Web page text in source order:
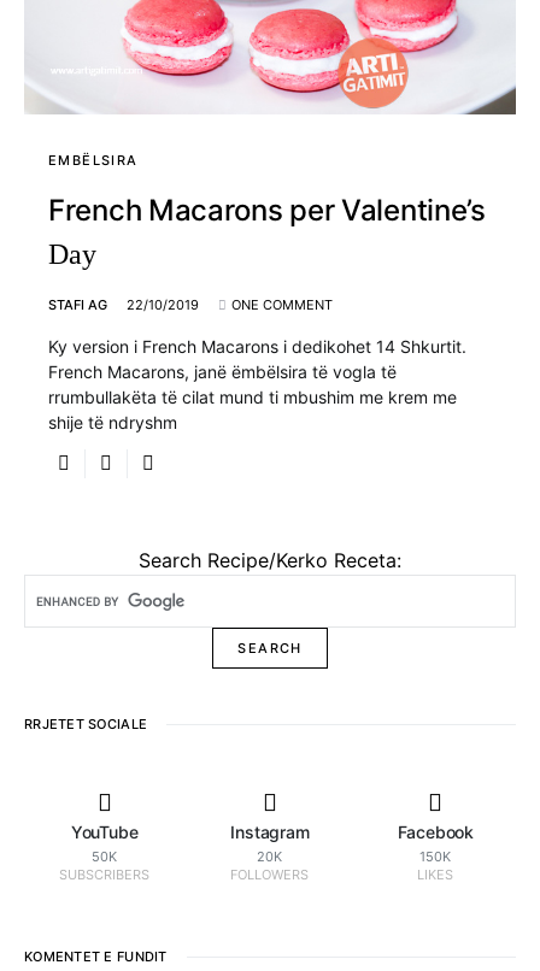
EMBËLSIRA
French Macarons per Valentine’s
Day
STAFI AG 22/10/2019 ONE COMMENT
Ky version i French Macarons i dedikohet 14 Shkurtit.
French Macarons, janë ëmbëlsira të vogla të
rrumbullakëta të cilat mund ti mbushim me krem me
shije të ndryshm
Search Recipe/Kerko Receta:
RRJETET SOCIALE
YouTube
50K
SUBSCRIBERS
Instagram
20K
FOLLOWERS
Facebook
150K
LIKES
KOMENTET E FUNDIT